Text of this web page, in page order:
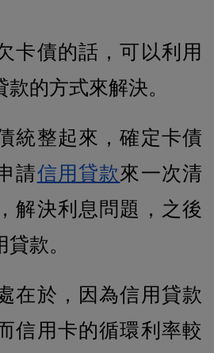
卡債的話，可以利用
的方式來解決。
統整起來，確定卡債
請信用貸款來一次清
解決利息問題，之後
款。
在於，因為信用貸款
信用卡的循環利率較